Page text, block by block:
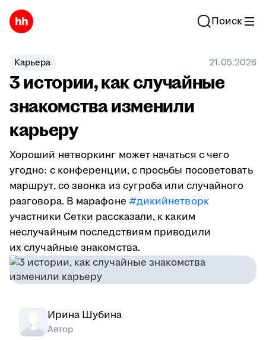
Поиск
Карьера 21.05.2026
3 истории, как случайные
знакомства изменили
карьеру
Хороший нетворкинг может начаться с чего
угодно: с конференции, с просьбы посоветовать
маршрут, со звонка из сугроба или случайного
разговора. В марафоне #дикийнетворк
участники Сетки рассказали, к каким
неслучайным последствиям приводили
их случайные знакомства.
Ирина Шубина
Автор